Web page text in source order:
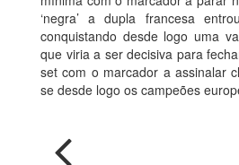
‘negra’ a dupla francesa
conquistando desde logo uma
que viria a ser decisiva para
set com o marcador a assinalar
se desde logo os campeões